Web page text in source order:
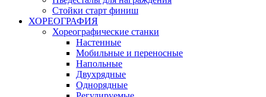
Стойки старт финиш
ХОРЕОГРАФИЯ
Хореографические станки
Настенные
Мобильные и переносные
Напольные
Двухрядные
Однорядные